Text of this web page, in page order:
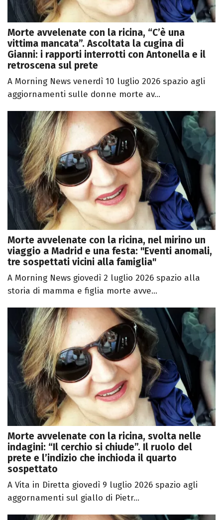
Morte avvelenate con la ricina, “C’è una
vittima mancata”. Ascoltata la cugina di
Gianni: i rapporti interrotti con Antonella e il
retroscena sul prete
A Morning News venerdì 10 luglio 2026 spazio agli
aggiornamenti sulle donne morte av...
Morte avvelenate con la ricina, nel mirino un
viaggio a Madrid e una festa: "Eventi anomali,
tre sospettati vicini alla famiglia"
A Morning News giovedì 2 luglio 2026 spazio alla
storia di mamma e figlia morte avve...
Morte avvelenate con la ricina, svolta nelle
indagini: “Il cerchio si chiude”. Il ruolo del
prete e l’indizio che inchioda il quarto
sospettato
A Vita in Diretta giovedì 9 luglio 2026 spazio agli
aggornamenti sul giallo di Pietr...